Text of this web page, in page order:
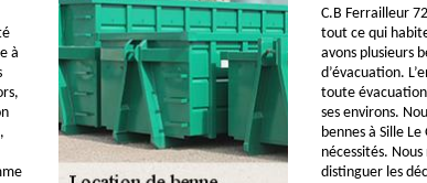
à
C.B Ferrailleur
tout ce qui
avons plusieurs
d’évacuation.
toute
ses environs.
bennes à Sille
nécessités.
distinguer les